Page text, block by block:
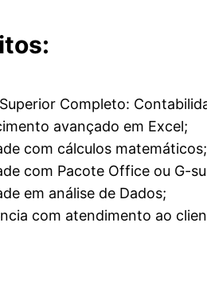
Completo:
avançado em Excel;
com cálculos matemáticos;
com Pacote Office ou G-
em análise de Dados;
com atendimento ao